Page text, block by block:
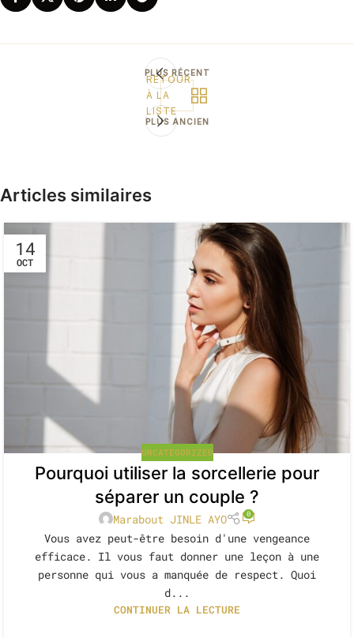
PLUS RÉCENT
RETOUR
À LA
LISTE
PLUS ANCIEN
Articles similaires
14
OCT
UNCATEGORIZED
Pourquoi utiliser la sorcellerie pour
séparer un couple ?
Marabout JINLE AYO 0
Vous avez peut-être besoin d'une vengeance
efficace. Il vous faut donner une leçon à une
personne qui vous a manquée de respect. Quoi
d...
CONTINUER LA LECTURE